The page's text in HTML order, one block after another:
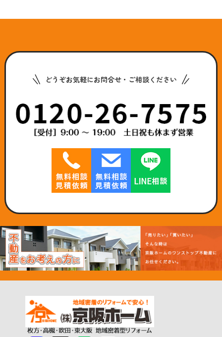
どうぞお気軽にお問合せ・ご相談ください